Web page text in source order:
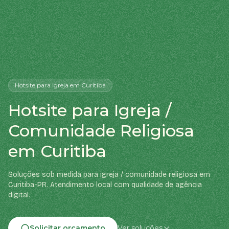
Hotsitepara Igrejaem Curitiba
Hotsite para Igreja /
Comunidade Religiosa
em Curitiba
Soluções sob medida para igreja / comunidade religiosa em
Curitiba-PR. Atendimento local com qualidade de agência
digital.